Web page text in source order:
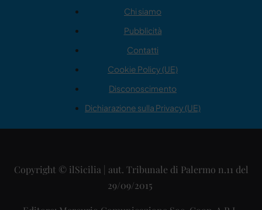
Chi siamo
Pubblicità
Contatti
Cookie Policy (UE)
Disconoscimento
Dichiarazione sulla Privacy (UE)
Copyright © ilSicilia | aut. Tribunale di Palermo n.11 del
29/09/2015